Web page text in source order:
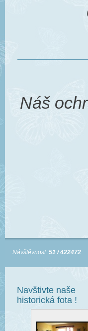
Náš
Návštěvnost: 51 / 422472
Navštivte naše
historická fota !